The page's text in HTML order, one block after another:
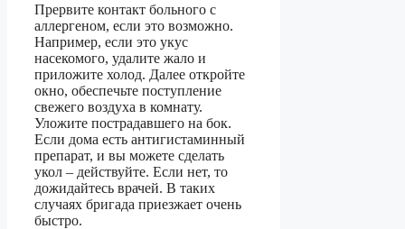
Прервите контакт больного с
аллергеном, если это возможно.
Например, если это укус
насекомого, удалите жало и
приложите холод. Далее откройте
окно, обеспечьте поступление
свежего воздуха в комнату.
Уложите пострадавшего на бок.
Если дома есть антигистаминный
препарат, и вы можете сделать
укол – действуйте. Если нет, то
дожидайтесь врачей. В таких
случаях бригада приезжает очень
быстро.